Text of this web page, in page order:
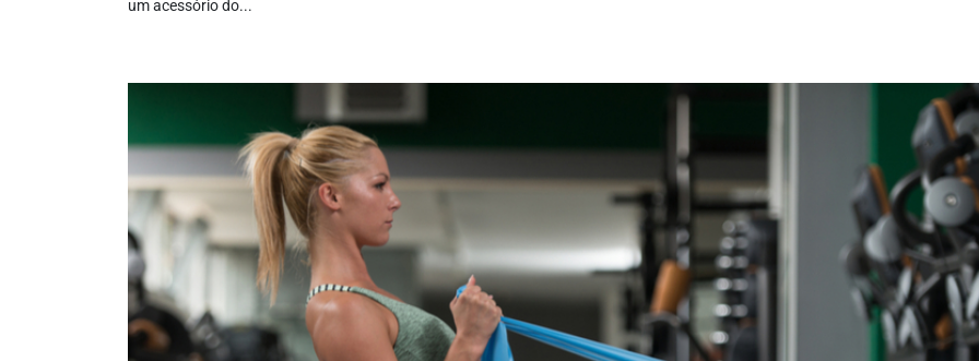
um acessório do...